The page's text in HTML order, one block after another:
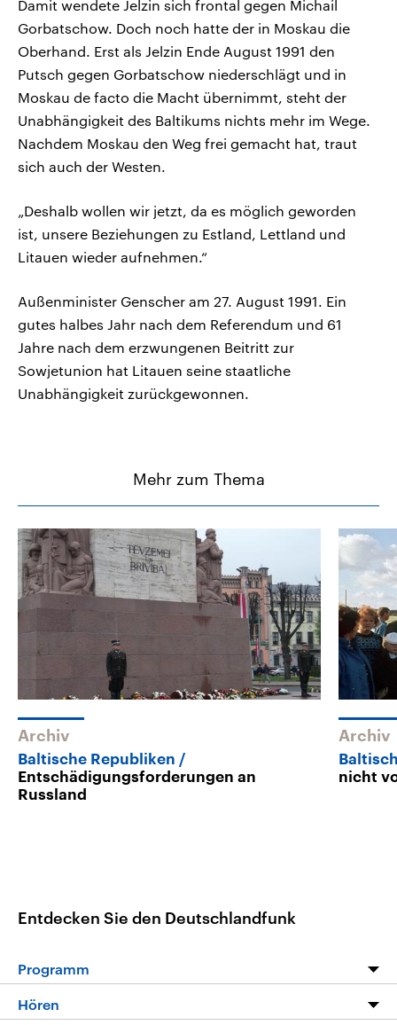
Damit wendete Jelzin sich frontal gegen Michail
Gorbatschow. Doch noch hatte der in Moskau die
Oberhand. Erst als Jelzin Ende August 1991 den
Putsch gegen Gorbatschow niederschlägt und in
Moskau de facto die Macht übernimmt, steht der
Unabhängigkeit des Baltikums nichts mehr im Wege.
Nachdem Moskau den Weg frei gemacht hat, traut
sich auch der Westen.
„Deshalb wollen wir jetzt, da es möglich geworden
ist, unsere Beziehungen zu Estland, Lettland und
Litauen wieder aufnehmen.“
Außenminister Genscher am 27. August 1991. Ein
gutes halbes Jahr nach dem Referendum und 61
Jahre nach dem erzwungenen Beitritt zur
Sowjetunion hat Litauen seine staatliche
Unabhängigkeit zurückgewonnen.
Mehr zum Thema
Archiv
Baltische Republiken
Entschädigungsforderungen an
Russland
Archiv
nicht
Entdecken Sie den Deutschlandfunk
Programm
Programm
Hören